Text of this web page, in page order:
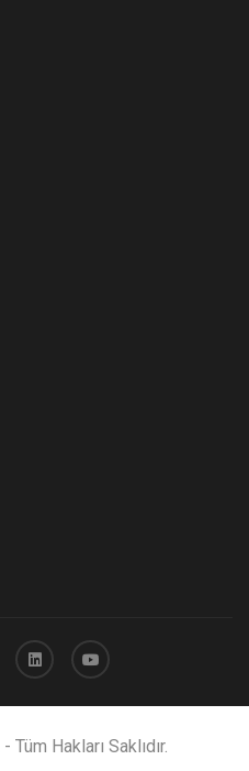
- Tüm Hakları Saklıdır.